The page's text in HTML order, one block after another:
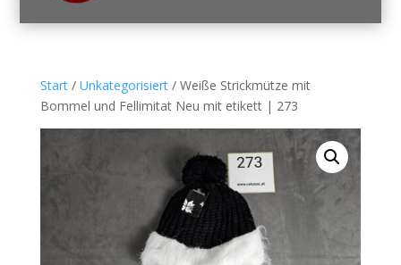
Start/ Unkategorisiert/ Weiße Strickmütze mit
Bommel und Fellimitat Neu mit etikett | 273